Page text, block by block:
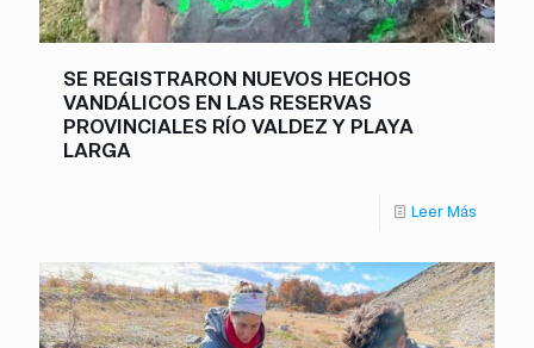
SE REGISTRARON NUEVOS HECHOS
VANDÁLICOS EN LAS RESERVAS
PROVINCIALES RÍO VALDEZ Y PLAYA
LARGA
Leer Más